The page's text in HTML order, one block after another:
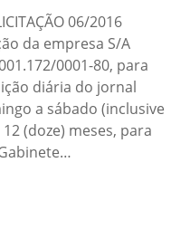
06/2016
da empresa S/A
0001-80, para
diária do jornal
a sábado (inclusive
(doze) meses, para